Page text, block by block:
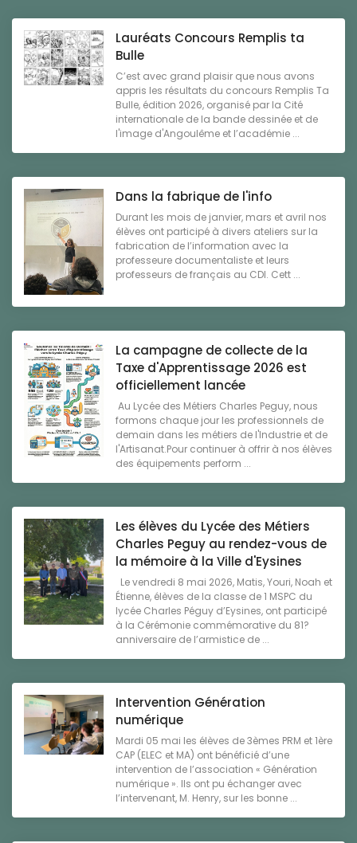
Lauréats Concours Remplis ta
Bulle
C’est avec grand plaisir que nous avons
appris les résultats du concours Remplis Ta
Bulle, édition 2026, organisé par la Cité
internationale de la bande dessinée et de
l'image d'Angoulême et l’académie ...
Dans la fabrique de l'info
Durant les mois de janvier, mars et avril nos
élèves ont participé à divers ateliers sur la
fabrication de l’information avec la
professeure documentaliste et leurs
professeurs de français au CDI. Cett ...
La campagne de collecte de la
Taxe d'Apprentissage 2026 est
officiellement lancée
Au Lycée des Métiers Charles Peguy, nous
formons chaque jour les professionnels de
demain dans les métiers de l'Industrie et de
l'Artisanat.Pour continuer à offrir à nos élèves
des équipements perform ...
Les élèves du Lycée des Métiers
Charles Peguy au rendez-vous de
la mémoire à la Ville d'Eysines
Le vendredi 8 mai 2026, Matis, Youri, Noah et
Étienne, élèves de la classe de 1 MSPC du
lycée Charles Péguy d’Eysines, ont participé
à la Cérémonie commémorative du 81?
anniversaire de l’armistice de ...
Intervention Génération
numérique
Mardi 05 mai les élèves de 3èmes PRM et 1ère
CAP (ELEC et MA) ont bénéficié d’une
intervention de l’association « Génération
numérique ». Ils ont pu échanger avec
l’intervenant, M. Henry, sur les bonne ...